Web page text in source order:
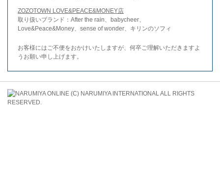
ZOZOTOWN LOVE&PEACE&MONEY店
取り扱いブランド：After the rain、babycheer、
Love&Peace&Money、sense of wonder、キリンのソフィ
お客様にはご不便をおかけいたしますが、何卒ご理解いただきますよ
うお願い申し上げます。